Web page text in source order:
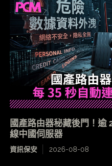
國產路由器秘藏後門！逾
線中國伺服器
資訊保安 2026-08-08